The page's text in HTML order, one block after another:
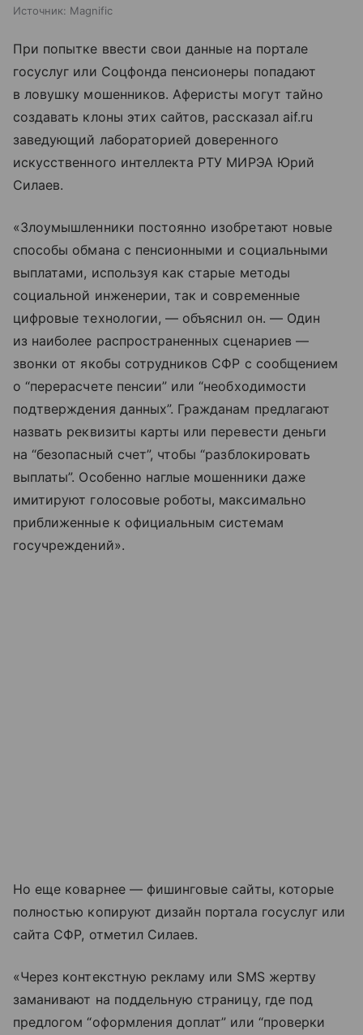
Источник: Magnific
При попытке ввести свои данные на портале
госуслуг или Соцфонда пенсионеры попадают
в ловушку мошенников. Аферисты могут тайно
создавать клоны этих сайтов, рассказал aif.ru
заведующий лабораторией доверенного
искусственного интеллекта РТУ МИРЭА Юрий
Силаев.
«Злоумышленники постоянно изобретают новые
способы обмана с пенсионными и социальными
выплатами, используя как старые методы
социальной инженерии, так и современные
цифровые технологии, — объяснил он. — Один
из наиболее распространенных сценариев —
звонки от якобы сотрудников СФР с сообщением
о “перерасчете пенсии” или “необходимости
подтверждения данных”. Гражданам предлагают
назвать реквизиты карты или перевести деньги
на “безопасный счет”, чтобы “разблокировать
выплаты”. Особенно наглые мошенники даже
имитируют голосовые роботы, максимально
приближенные к официальным системам
госучреждений».
Но еще коварнее — фишинговые сайты, которые
полностью копируют дизайн портала госуслуг или
сайта СФР, отметил Силаев.
«Через контекстную рекламу или SMS жертву
заманивают на поддельную страницу, где под
предлогом “оформления доплат” или “проверки